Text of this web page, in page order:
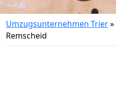
Umzugsunternehmen Trier»
Remscheid